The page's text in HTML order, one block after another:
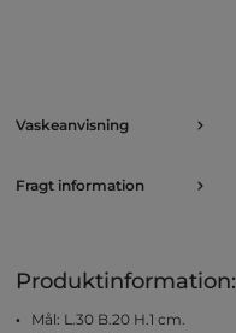
Vaskeanvisning
Fragt information
Produktinformation:
Mål: L.30 B.20 H.1 cm.